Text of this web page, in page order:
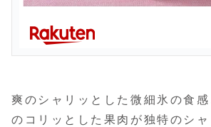
爽のシャリッとした微細氷の食
のコリッとした果肉が独特のシ